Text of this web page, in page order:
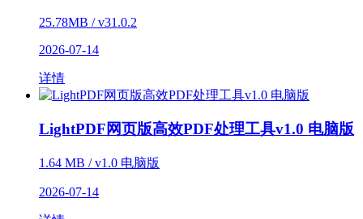
25.78MB / v31.0.2
2026-07-14
详情
LightPDF网页版高效PDF处理工具v1.0 电脑版
1.64 MB / v1.0 电脑版
2026-07-14